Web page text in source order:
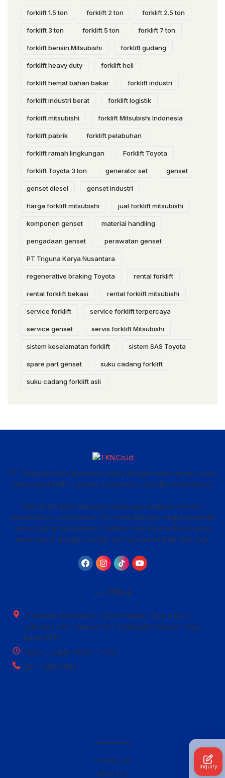
forklift 1.5 ton forklift 2 ton forklift 2.5 ton
forklift 3 ton forklift 5 ton forklift 7 ton
forklift bensin Mitsubishi forklift gudang
forklift heavy duty forklift heli
forklift hemat bahan bakar forklift industri
forklift industri berat forklift logistik
forklift mitsubishi forklift Mitsubishi Indonesia
forklift pabrik forklift pelabuhan
forklift ramah lingkungan Forklift Toyota
forklift Toyota 3 ton generator set genset
genset diesel genset industri
harga forklift mitsubishi jual forklift mitsubishi
komponen genset material handling
pengadaan genset perawatan genset
PT Triguna Karya Nusantara
regenerative braking Toyota rental forklift
rental forklift bekasi rental forklift mitsubishi
service forklift service forklift terpercaya
service genset servis forklift Mitsubishi
sistem keselamatan forklift sistem SAS Toyota
spare part genset suku cadang forklift
suku cadang forklift asli
PT. Triguna Karya Nusantara hadir sebagai solusi terbaik untuk
kebutuhan forklift, genset, kompresor, dan alat berat lainnya.
Kami tidak hanya menjual, tetapi juga melayani service,
maintenance, spare parts, dan rental dengan harga kompetitif
serta layanan profesional. Pastikan operasional bisnis Anda
tetap lancar dengan produk dan layanan terbaik dari kami
—– Office
Jl. Inspeksi Kalimalang, Grand Kalimas, Blok A No. 1,
Jatimulya, Kec. Tambun Sel., Kabupaten Bekasi, Jawa
Barat 17510
Senin – Jumat: 08:00 – 17:00
021 – 2956 6163
————–
Contact Us
About Us
Inquiry